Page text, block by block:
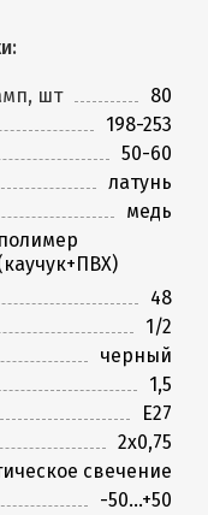
шт
80
198-253
50-60
латунь
медь
полимер
48
1/2
черный
1,5
E27
2х0,75
свечение
-50...+50